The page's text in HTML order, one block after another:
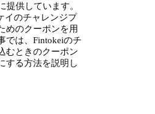
提供しています。
イのチャレンジプ
めのクーポンを用
では、Fintokeiのチ
むときのクーポン
する方法を説明し